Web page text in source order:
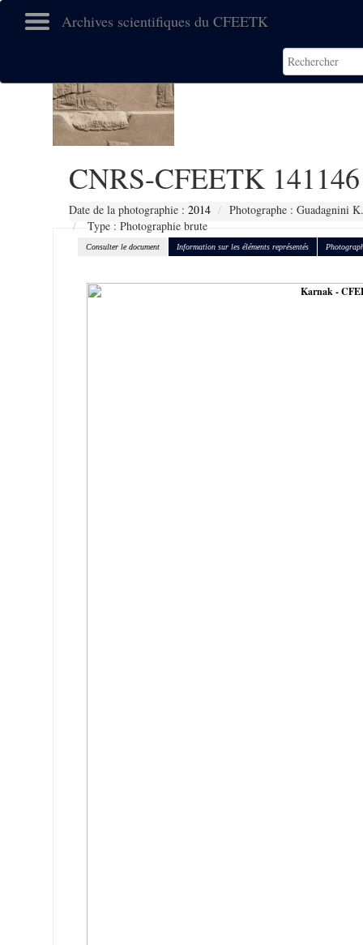
Archives scientifiques du CFEETK
CNRS-CFEETK 141146
Date de la photographie : 2014
Photographe : Guadagnini K.
Type : Photographie brute
Consulter le document Information sur les éléments représentés